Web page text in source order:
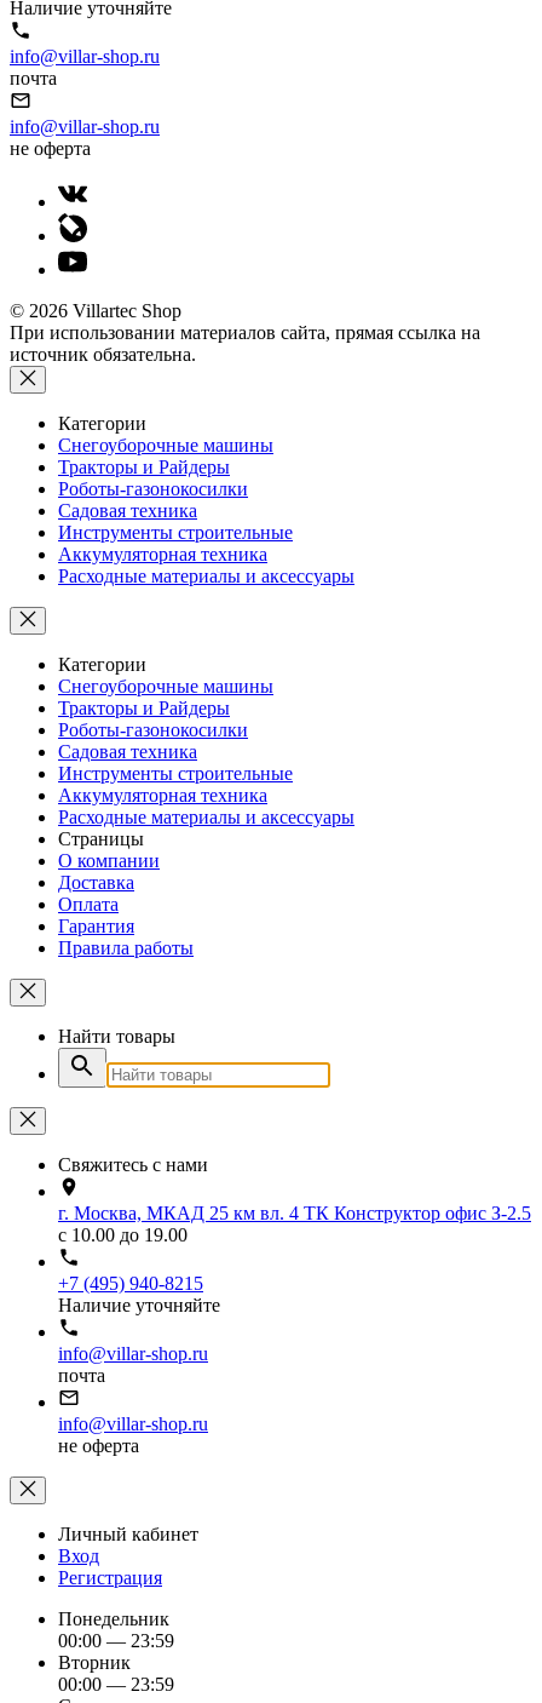
Наличие уточняйте
info@villar-shop.ru
почта
info@villar-shop.ru
не оферта
© 2026 Villartec Shop
При использовании материалов сайта, прямая ссылка на
источник обязательна.
Категории
Снегоуборочные машины
Тракторы и Райдеры
Роботы-газонокосилки
Садовая техника
Инструменты строительные
Аккумуляторная техника
Расходные материалы и аксессуары
Категории
Снегоуборочные машины
Тракторы и Райдеры
Роботы-газонокосилки
Садовая техника
Инструменты строительные
Аккумуляторная техника
Расходные материалы и аксессуары
Страницы
О компании
Доставка
Оплата
Гарантия
Правила работы
Найти товары
Свяжитесь с нами
г. Москва, МКАД 25 км вл. 4 ТК Конструктор офис З-2.5
с 10.00 до 19.00
+7 (495) 940-8215
Наличие уточняйте
info@villar-shop.ru
почта
info@villar-shop.ru
не оферта
Личный кабинет
Вход
Регистрация
Понедельник
00:00 — 23:59
Вторник
00:00 — 23:59